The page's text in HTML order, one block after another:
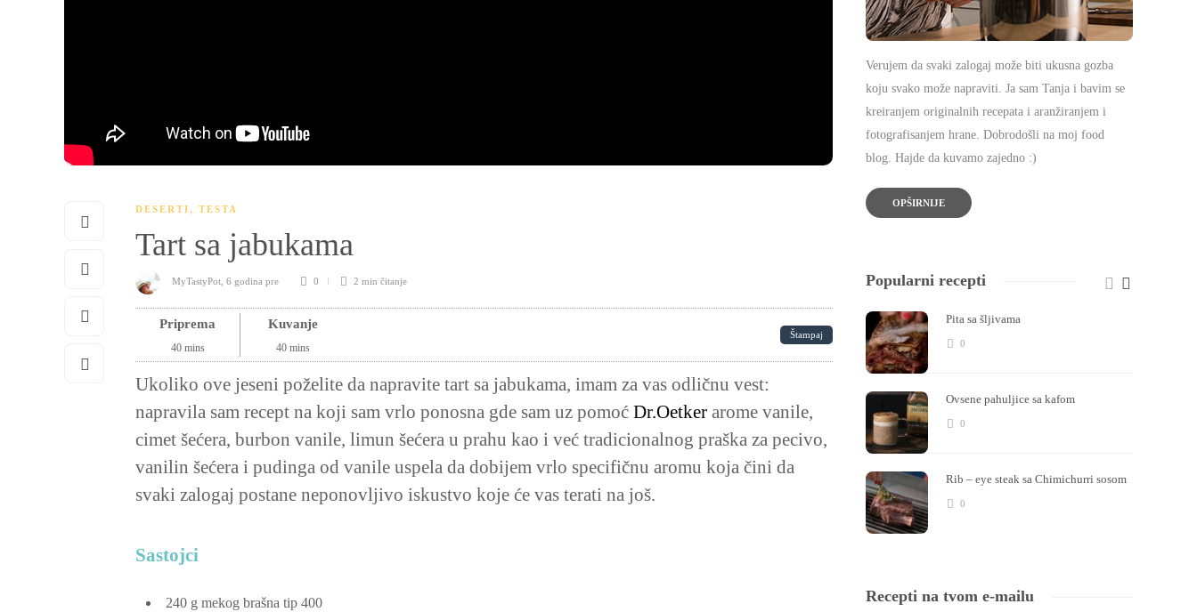
DESERTI, TESTA
Tart sa jabukama
MyTastyPot 6 godina pre 0 2 min čitanje
Štampaj
Priprema
40 mins
Kuvanje
40 mins
Ukoliko ove jeseni poželite da napravite tart sa jabukama, imam za vas odličnu vest:
napravila sam recept na koji sam vrlo ponosna gde sam uz pomoć Dr.Oetker arome vanile,
cimet šećera, burbon vanile, limun šećera u prahu kao i već tradicionalnog praška za pecivo,
vanilin šećera i pudinga od vanile uspela da dobijem vrlo specifičnu aromu koja čini da
svaki zalogaj postane neponovljivo iskustvo koje će vas terati na još.
Sastojci
240 g mekog brašna tip 400
Verujem da svaki zalogaj može biti ukusna gozba
koju svako može napraviti. Ja sam Tanja i bavim se
kreiranjem originalnih recepata i aranžiranjem i
fotografisanjem hrane. Dobrodošli na moj food
blog. Hajde da kuvamo zajedno :)
OPŠIRNIJE
Popularni recepti
Pita sa šljivama
0
Ovsene pahuljice sa kafom
0
Rib – eye steak sa Chimichurri sosom
0
Recepti na tvom e-mailu